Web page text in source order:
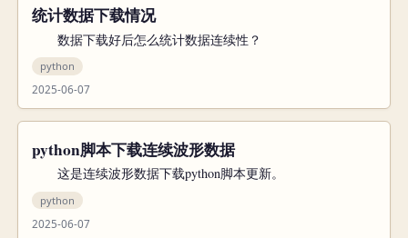
统计数据下载情况
数据下载好后怎么统计数据连续性？
python
2025-06-07
python脚本下载连续波形数据
这是连续波形数据下载python脚本更新。
python
2025-06-07